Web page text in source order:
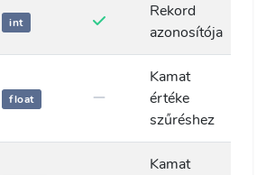
int
Rekord
azonosítója
float
Kamat
értéke
szűréshez
Kamat